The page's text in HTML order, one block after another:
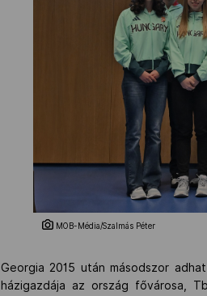
MOB-Média/Szalmás Péter
Georgia 2015 után másodszor
házigazdája az ország fővárosa,